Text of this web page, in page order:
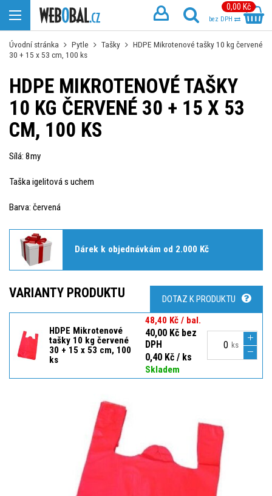
0,00 Kč
bez DPH
Úvodní stránka Pytle Tašky
HDPE Mikrotenové tašky 10 kg červené
30 + 15 x 53 cm, 100 ks
HDPE MIKROTENOVÉ TAŠKY
10 KG ČERVENÉ 30 + 15 X 53
CM, 100 KS
Sílá: 8my
Taška igelitová s uchem
Barva: červená
Dárek k objednávkám od 2.000 Kč
VARIANTY PRODUKTU DOTAZ K PRODUKTU
HDPE Mikrotenové
tašky 10 kg červené
30 + 15 x 53 cm, 100
ks
48,40 Kč / bal.
40,00 Kč bez
DPH
0,40 Kč / ks
Skladem
ks